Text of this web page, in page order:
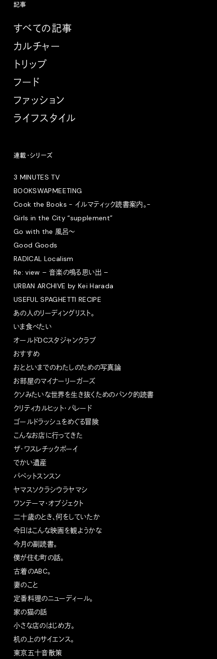
記事
すべての記事
カルチャー
トリップ
フード
ファッション
ライフスタイル
連載・シリーズ
3 MINUTES TV
BOOKSWAPMEETING
Cook the Books - イルマティック読書案内。-
Girls in the City “supplement”
Go with the 風呂〜
Good Goods
RADICAL Localism
Re: view – 音楽の鳴る思い出 –
URBAN ARCHIVE by Kei Harada
USEFUL SPAGHETTI RECIPE
あの人のリーディングリスト。
いま食べたい
オールドDCスタジャンクラブ
おすすめ
おとといまでのわたしのための写真論
お部屋のマイナーリーガーズ
クソみたいな世界を生き抜くためのパンク的読書
クリティカルヒット・パレード
ゴールドラッシュをめぐる冒険
こんなお店に行ってきた
ザ・ワスレチックボーイ
でかい遺産
パペットスンスン
ヤマスソクラシウラヤマシ
ワンテーマ・オブジェクト
二十歳のとき、何をしていたか
今日はこんな映画を観ようかな
今月の副読書。
僕が住む町の話。
古着のABC。
妻のこと
定番料理のニューディール。
家の猫の話
小さな店のはじめ方。
机の上のサイエンス。
東京五十音散策